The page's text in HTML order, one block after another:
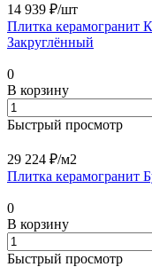
14 939 ₽/шт
Плитка керамогранит
Закруглённый
0
В корзину
Быстрый просмотр
29 224 ₽/м2
Плитка керамогранит
0
В корзину
Быстрый просмотр